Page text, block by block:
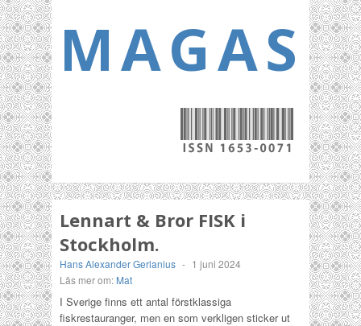
Lennart & Bror FISK i
Stockholm.
Hans Alexander Gerlanius - 1 juni 2024
Läs mer om: Mat
I Sverige finns ett antal förstklassiga
fiskrestauranger, men en som verkligen sticker ut